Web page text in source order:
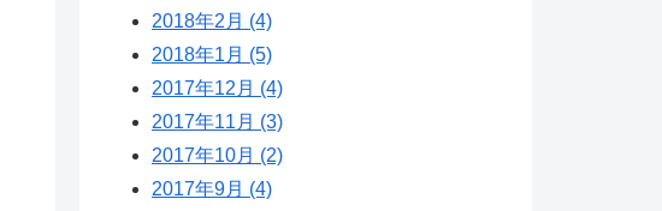
2018年2月 (4)
2018年1月 (5)
2017年12月 (4)
2017年11月 (3)
2017年10月 (2)
2017年9月 (4)